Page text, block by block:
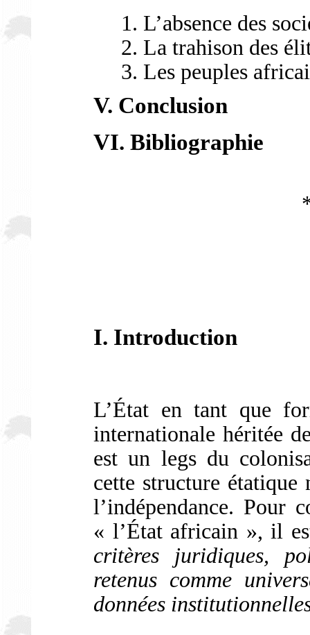
1. L’absence des
2. La trahison des
3. Les peuples
V. Conclusion
VI. Bibliographie
I. Introduction
L’État en tant que
internationale héritée
est un legs du
cette structure étatique
l’indépendance. Pour
« l’État africain », il
critères juridiques,
retenus comme
données